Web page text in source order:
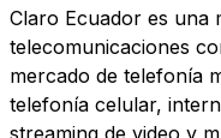
Claro Ecuador es una
telecomunicaciones
mercado de telefonía
telefonía celular,